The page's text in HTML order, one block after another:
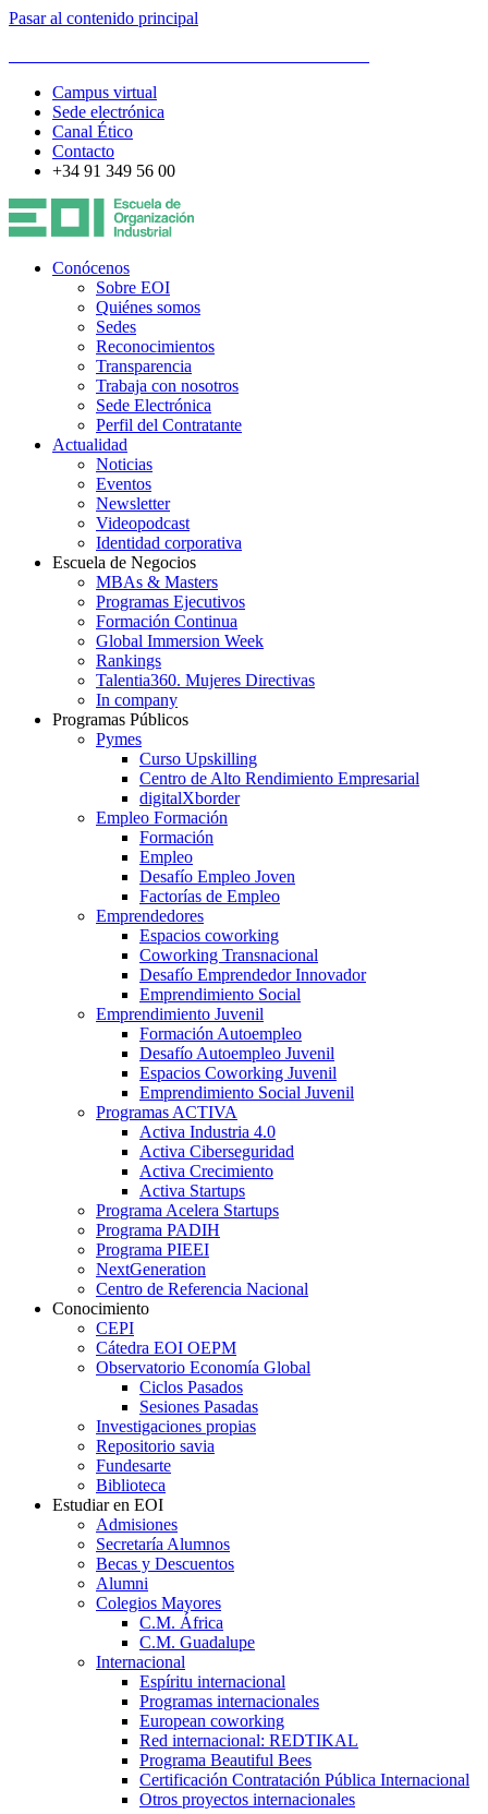
Pasar al contenido principal
Campus virtual
Sede electrónica
Canal Ético
Contacto
+34 91 349 56 00
Conócenos
Sobre EOI
Quiénes somos
Sedes
Reconocimientos
Transparencia
Trabaja con nosotros
Sede Electrónica
Perfil del Contratante
Actualidad
Noticias
Eventos
Newsletter
Videopodcast
Identidad corporativa
Escuela de Negocios
MBAs & Masters
Programas Ejecutivos
Formación Continua
Global Immersion Week
Rankings
Talentia360. Mujeres Directivas
In company
Programas Públicos
Pymes
Curso Upskilling
Centro de Alto Rendimiento Empresarial
digitalXborder
Empleo Formación
Formación
Empleo
Desafío Empleo Joven
Factorías de Empleo
Emprendedores
Espacios coworking
Coworking Transnacional
Desafío Emprendedor Innovador
Emprendimiento Social
Emprendimiento Juvenil
Formación Autoempleo
Desafío Autoempleo Juvenil
Espacios Coworking Juvenil
Emprendimiento Social Juvenil
Programas ACTIVA
Activa Industria 4.0
Activa Ciberseguridad
Activa Crecimiento
Activa Startups
Programa Acelera Startups
Programa PADIH
Programa PIEEI
NextGeneration
Centro de Referencia Nacional
Conocimiento
CEPI
Cátedra EOI OEPM
Observatorio Economía Global
Ciclos Pasados
Sesiones Pasadas
Investigaciones propias
Repositorio savia
Fundesarte
Biblioteca
Estudiar en EOI
Admisiones
Secretaría Alumnos
Becas y Descuentos
Alumni
Colegios Mayores
C.M. África
C.M. Guadalupe
Internacional
Espíritu internacional
Programas internacionales
European coworking
Red internacional: REDTIKAL
Programa Beautiful Bees
Certificación Contratación Pública Internacional
Otros proyectos internacionales